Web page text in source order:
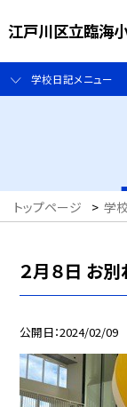
江戸川区立臨海
学校日記メニュー
トップページ > 学
２月８日 お
公開日 2024/02/09